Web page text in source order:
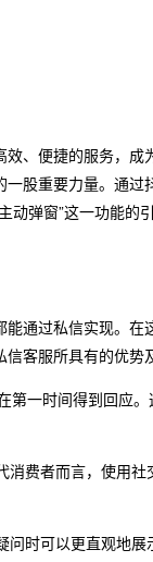
、便捷的服务，成
股重要力量。通过
动弹窗”这一功能的
通过私信实现。在
客服所具有的优势
第一时间得到回应。
消费者而言，使用社
问时可以更直观地展